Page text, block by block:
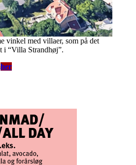
vinkel med villaer, som på det
i “Villa Strandhøj”.
her